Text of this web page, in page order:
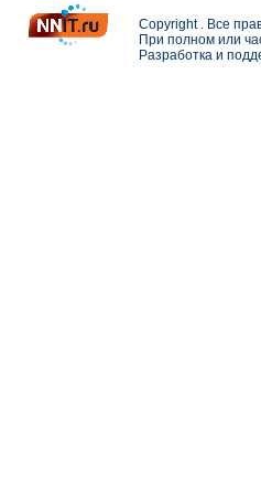
Copyright . Все
При полном или
Разработка и